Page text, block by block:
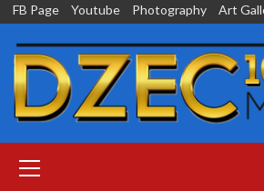
Skip
content
FB Page Youtube Photography Art
Menu